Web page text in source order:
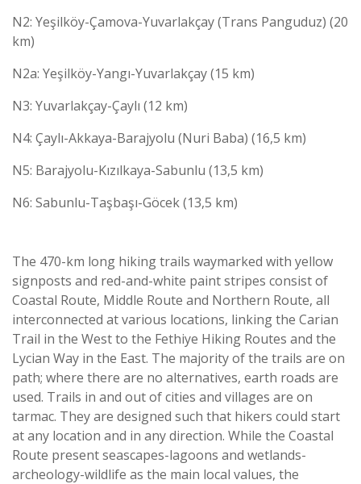
N2: Yeşilköy-Çamova-Yuvarlakçay (Trans Panguduz) (20
km)
N2a: Yeşilköy-Yangı-Yuvarlakçay (15 km)
N3: Yuvarlakçay-Çaylı (12 km)
N4: Çaylı-Akkaya-Barajyolu (Nuri Baba) (16,5 km)
N5: Barajyolu-Kızılkaya-Sabunlu (13,5 km)
N6: Sabunlu-Taşbaşı-Göcek (13,5 km)
The 470-km long hiking trails waymarked with yellow
signposts and red-and-white paint stripes consist of
Coastal Route, Middle Route and Northern Route, all
interconnected at various locations, linking the Carian
Trail in the West to the Fethiye Hiking Routes and the
Lycian Way in the East. The majority of the trails are on
path; where there are no alternatives, earth roads are
used. Trails in and out of cities and villages are on
tarmac. They are designed such that hikers could start
at any location and in any direction. While the Coastal
Route present seascapes-lagoons and wetlands-
archeology-wildlife as the main local values, the